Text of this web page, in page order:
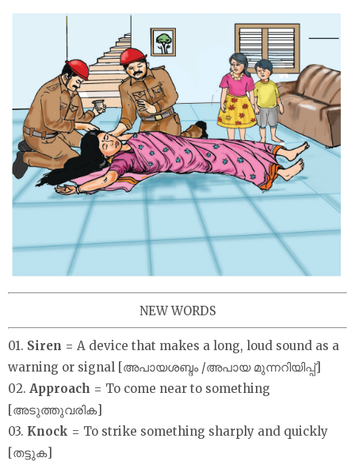
NEW WORDS
01. Siren = A device that makes a long, loud sound as a
warning or signal [അപായശബ്ദം /അപായ മുന്നറിയിപ്പ്]
02. Approach = To come near to something
[അടുത്തുവരിക]
03. Knock = To strike something sharply and quickly
[തട്ടുക]